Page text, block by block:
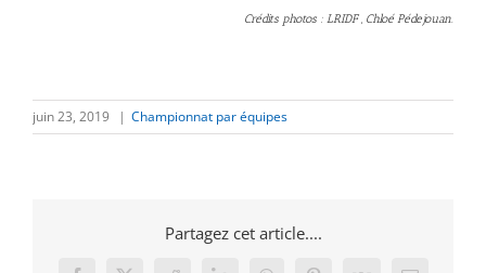
Crédits photos : LRIDF , Chloé Pédejouan.
juin 23, 2019 | Championnat par équipes
Partagez cet article....